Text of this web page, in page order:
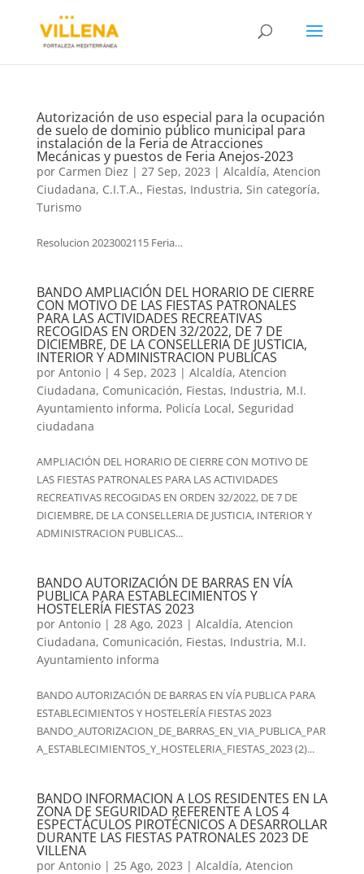
Autorización de uso especial para la ocupación
de suelo de dominio público municipal para
instalación de la Feria de Atracciones
Mecánicas y puestos de Feria Anejos-2023
por Carmen Diez | 27 Sep, 2023 | Alcaldía, Atencion
Ciudadana, C.I.T.A., Fiestas, Industria, Sin categoría,
Turismo
Resolucion 2023002115 Feria…
BANDO AMPLIACIÓN DEL HORARIO DE CIERRE
CON MOTIVO DE LAS FIESTAS PATRONALES
PARA LAS ACTIVIDADES RECREATIVAS
RECOGIDAS EN ORDEN 32/2022, DE 7 DE
DICIEMBRE, DE LA CONSELLERIA DE JUSTICIA,
INTERIOR Y ADMINISTRACION PUBLICAS
por Antonio| 4 Sep, 2023 | Alcaldía, Atencion
Ciudadana, Comunicación, Fiestas, Industria, M.I.
Ayuntamiento informa, Policía Local, Seguridad
ciudadana
AMPLIACIÓN DEL HORARIO DE CIERRE CON MOTIVO DE
LAS FIESTAS PATRONALES PARA LAS ACTIVIDADES
RECREATIVAS RECOGIDAS EN ORDEN 32/2022, DE 7 DE
DICIEMBRE, DE LA CONSELLERIA DE JUSTICIA, INTERIOR Y
ADMINISTRACION PUBLICAS...
BANDO AUTORIZACIÓN DE BARRAS EN VÍA
PUBLICA PARA ESTABLECIMIENTOS Y
HOSTELERÍA FIESTAS 2023
por Antonio| 28 Ago, 2023 | Alcaldía, Atencion
Ciudadana, Comunicación, Fiestas, Industria, M.I.
Ayuntamiento informa
BANDO AUTORIZACIÓN DE BARRAS EN VÍA PUBLICA PARA
ESTABLECIMIENTOS Y HOSTELERÍA FIESTAS 2023
BANDO_AUTORIZACION_DE_BARRAS_EN_VIA_PUBLICA_PAR
A_ESTABLECIMIENTOS_Y_HOSTELERIA_FIESTAS_2023 (2)...
BANDO INFORMACION A LOS RESIDENTES EN LA
ZONA DE SEGURIDAD REFERENTE A LOS 4
ESPECTÁCULOS PIROTÉCNICOS A DESARROLLAR
DURANTE LAS FIESTAS PATRONALES 2023 DE
VILLENA
por Antonio| 25 Ago, 2023 | Alcaldía, Atencion